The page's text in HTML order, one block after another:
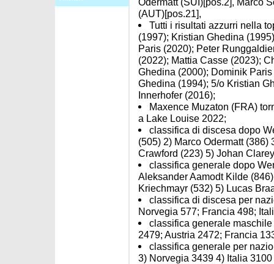
(AUT)[pos.21],
Tutti i risultati azzurri nella
(1997); Kristian Ghedina
Paris (2020); Peter
(2022); Mattia Casse (2023);
Ghedina (2000); Dominik
Ghedina (1994); 5/o Kristian
Innerhofer (2016);
Maxence Muzaton (FRA)
a Lake Louise 2022;
classifica di discesa dopo
(505) 2) Marco Odermatt
Crawford (223) 5) Johan
classifica generale dopo
Aleksander Aamodt Kilde
Kriechmayr (532) 5) Lucas
classifica di discesa per
Norvegia 577; Francia 498;
classifica generale
2479; Austria 2472; Francia
classifica generale per
3) Norvegia 3439 4) Italia